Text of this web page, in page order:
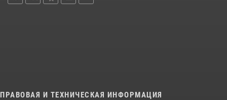
ПРАВОВАЯ И ТЕХНИЧЕСКАЯ ИНФОРМАЦИЯ